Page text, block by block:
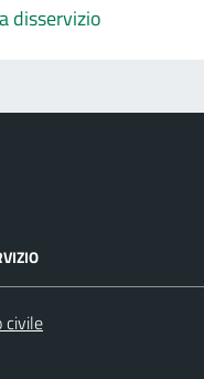
disservizio
civile